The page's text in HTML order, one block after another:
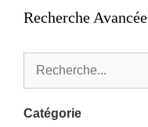
Recherche Avancée
Catégorie